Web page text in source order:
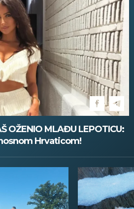
OŽENIO MLAĐU LEPOTICU:
Hrvaticom!